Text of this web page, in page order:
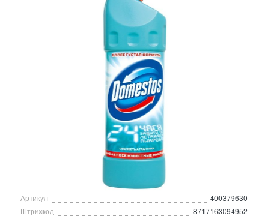
Артикул
400379630
Штрихкод
8717163094952